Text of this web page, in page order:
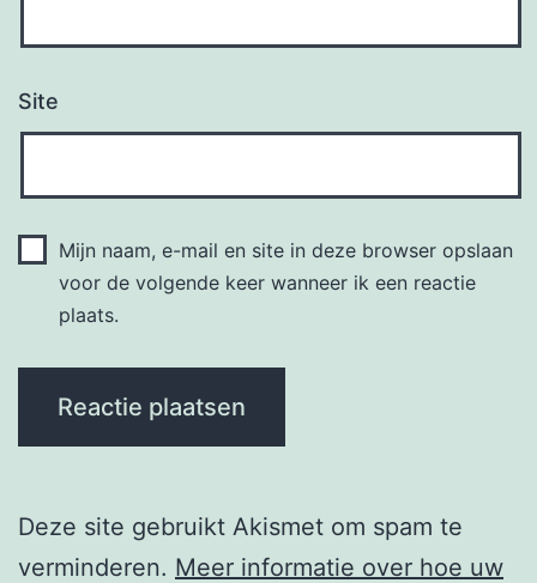
Site
Mijn naam, e-mail en site in deze browser opslaan
voor de volgende keer wanneer ik een reactie
plaats.
Deze site gebruikt Akismet om spam te
verminderen. Meer informatie over hoe uw